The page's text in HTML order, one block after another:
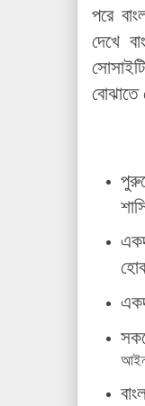
পরে
দেখে
বোঝাতে